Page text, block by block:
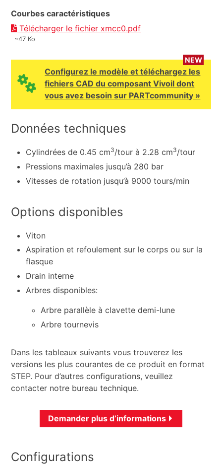
Courbes caractéristiques
Télécharger le fichier xmcc0.pdf
~47 Ko
NEW
Configurez le modèle et téléchargez les
fichiers CAD du composant Vivoil dont
vous avez besoin sur PARTcommunity »
Données techniques
Cylindrées de 0.45 cm3/tour à 2.28 cm3/tour
Pressions maximales jusqu’à 280 bar
Vitesses de rotation jusqu’à 9000 tours/min
Options disponibles
Viton
Aspiration et refoulement sur le corps ou sur la
flasque
Drain interne
Arbres disponibles:
Arbre parallèle à clavette demi-lune
Arbre tournevis
Dans les tableaux suivants vous trouverez les
versions les plus courantes de ce produit en format
STEP. Pour d’autres configurations, veuillez
contacter notre bureau technique.
Demander plus d’informations
Configurations